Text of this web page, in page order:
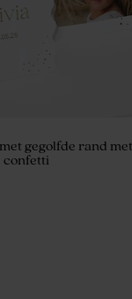
gegolfde rand
confetti